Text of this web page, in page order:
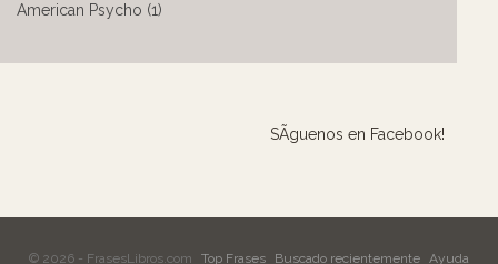
American Psycho (1)
SÃ­guenos en Facebook!
© 2026 - FrasesLibros.com Top Frases Buscado recientemente Ayuda